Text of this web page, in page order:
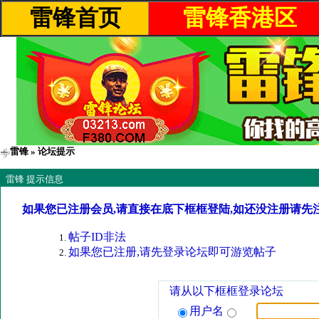
雷锋首页 雷锋香港区
雷锋 » 论坛提示
雷锋 提示信息
如果您已注册会员,请直接在底下框框登陆,如还没注册请先
帖子ID非法
如果您已注册,请先登录论坛即可游览帖子
请从以下框框登录论坛
用户名